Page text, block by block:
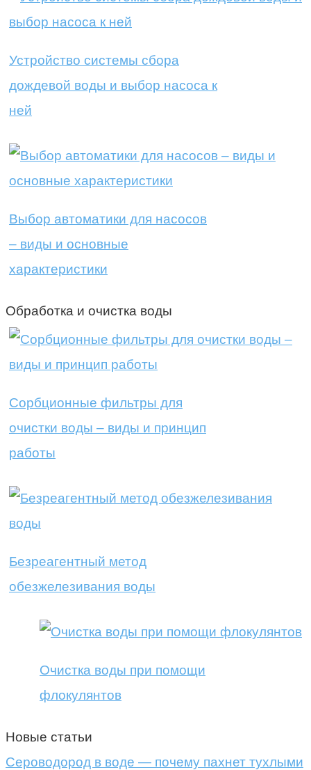
Устройство системы сбора
дождевой воды и выбор насоса к
ней
Выбор автоматики для насосов
– виды и основные
характеристики
Обработка и очистка воды
Сорбционные фильтры для
очистки воды – виды и принцип
работы
Безреагентный метод
обезжелезивания воды
Очистка воды при помощи
флокулянтов
Новые статьи
Сероводород в воде — почему пахнет тухлыми